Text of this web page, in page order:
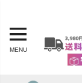
MENU